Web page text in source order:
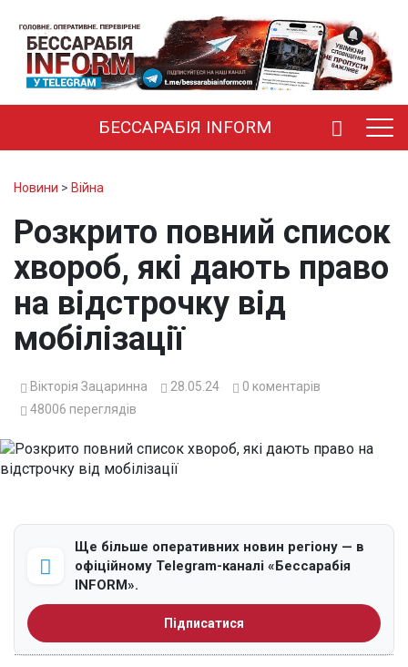
БЕССАРАБІЯ INFORM
Новини > Війна
Розкрито повний список
хвороб, які дають право
на відстрочку від
мобілізації
Вікторія Зацаринна 28.05.24 0 коментарів
48006 переглядів
Ще більше оперативних новин регіону — в
офіційному Telegram-каналі «Бессарабія
INFORM».
Підписатися